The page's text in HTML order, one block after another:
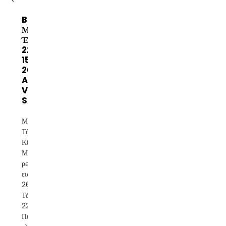
Banatton
Μονοφασικός
Έλεγχος Ρελέ
220V SRV
15KVA
20KVA
Automatic
Voltage
St...
Μάρκα: Banatton
Τόπος προέλευσης:
Κίνα Φάση:
Μονοφασικός Τύπος
ρεύματος: AC Τάση
εισόδου: 140V-
260V/80-260V
Τάση εξόδου:
220V±8% Τύπος:
Πιστοποιητικό